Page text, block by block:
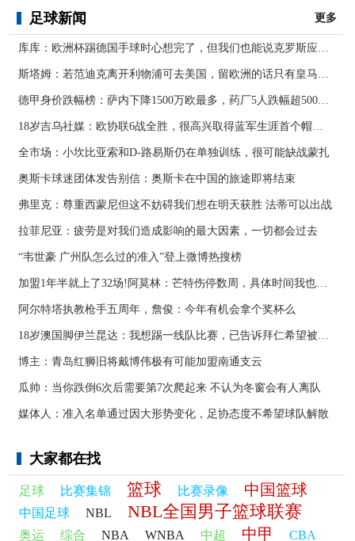
足球新闻 更多
库库：欧洲杯踢德国手球时心想完了，但我们也能说克罗斯应被罚下
斯塔姆：若范迪克离开利物浦可去美国，留欧洲的话只有皇马可行
德甲身价跌幅榜：萨内下降1500万欧最多，药厂5人跌幅超500万欧
18岁吉乌社媒：欧协联6战全胜，很高兴取得蓝军生涯首个帽子戏法
全市场：小坎比亚索和D-路易斯仍在单独训练，很可能缺战蒙扎
奥斯卡球迷团体发告别信：奥斯卡在中国的旅途即将结束
弗里克：尊重西蒙尼但这不妨碍我们想在明天获胜 法蒂可以出战
拉菲尼亚：疲劳是对我们造成影响的最大因素，一切都会过去
“韦世豪 广州队怎么过的准入”登上微博热搜榜
加盟1年半就上了32场!阿莫林：芒特伤停数周，具体时间我也不知道
阿尔特塔执教枪手五周年，詹俊：今年有机会拿个奖杯么 ​​​
18岁澳国脚伊兰昆达：我想踢一线队比赛，已告诉拜仁希望被外租
博主：青岛红狮旧将戴博伟极有可能加盟南通支云
瓜帅：当你跌倒6次后需要第7次爬起来 不认为冬窗会有人离队
媒体人：准入名单通过因大形势变化，足协态度不希望球队解散
大家都在找
足球 比赛集锦 篮球 比赛录像 中国篮球
中国足球 NBL NBL全国男子篮球联赛
奥运 综合 NBA WNBA 中超 中甲 CBA